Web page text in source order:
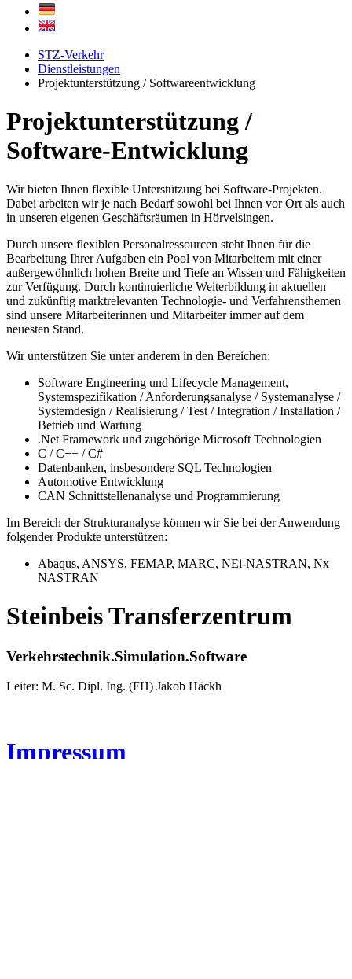
STZ-Verkehr
Dienstleistungen
Projektunterstützung / Softwareentwicklung
Projektunterstützung /
Software-Entwicklung
Wir bieten Ihnen flexible Unterstützung bei Software-Projekten.
Dabei arbeiten wir je nach Bedarf sowohl bei Ihnen vor Ort als auch
in unseren eigenen Geschäftsräumen in Hörvelsingen.
Durch unsere flexiblen Personalressourcen steht Ihnen für die
Bearbeitung Ihrer Aufgaben ein Pool von Mitarbeitern mit einer
außergewöhnlich hohen Breite und Tiefe an Wissen und Fähigkeiten
zur Verfügung. Durch kontinuierliche Weiterbildung in aktuellen
und zukünftig marktrelevanten Technologie- und Verfahrensthemen
sind unsere Mitarbeiterinnen und Mitarbeiter immer auf dem
neuesten Stand.
Wir unterstützen Sie unter anderem in den Bereichen:
Software Engineering und Lifecycle Management,
Systemspezifikation / Anforderungsanalyse / Systemanalyse /
Systemdesign / Realisierung / Test / Integration / Installation /
Betrieb und Wartung
.Net Framework und zugehörige Microsoft Technologien
C / C++ / C#
Datenbanken, insbesondere SQL Technologien
Automotive Entwicklung
CAN Schnittstellenanalyse und Programmierung
Im Bereich der Strukturanalyse können wir Sie bei der Anwendung
folgender Produkte unterstützen:
Abaqus, ANSYS, FEMAP, MARC, NEi-NASTRAN, Nx
NASTRAN
Steinbeis Transferzentrum
Verkehrstechnik.Simulation.Software
Leiter: M. Sc. Dipl. Ing. (FH) Jakob Häckh
Impressum